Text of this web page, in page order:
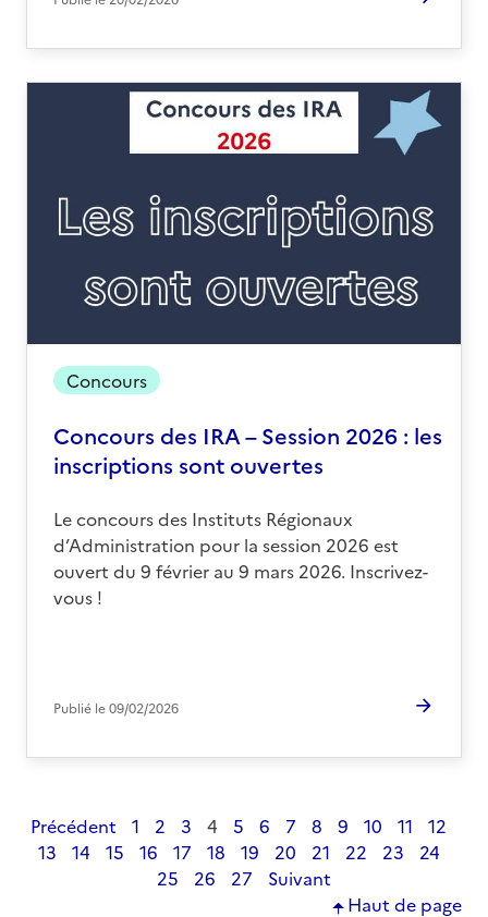
Concours
Concours des IRA – Session 2026 : les
inscriptions sont ouvertes
Le concours des Instituts Régionaux
d’Administration pour la session 2026 est
ouvert du 9 février au 9 mars 2026. Inscrivez-
vous !
Publié le09/02/2026
Précédent 1 2 3 4 5 6 7 8 9 10 11
12
13
14 15 16 17 18 19 20 21 22 23
24
25
26 27
Suivant
Haut de page